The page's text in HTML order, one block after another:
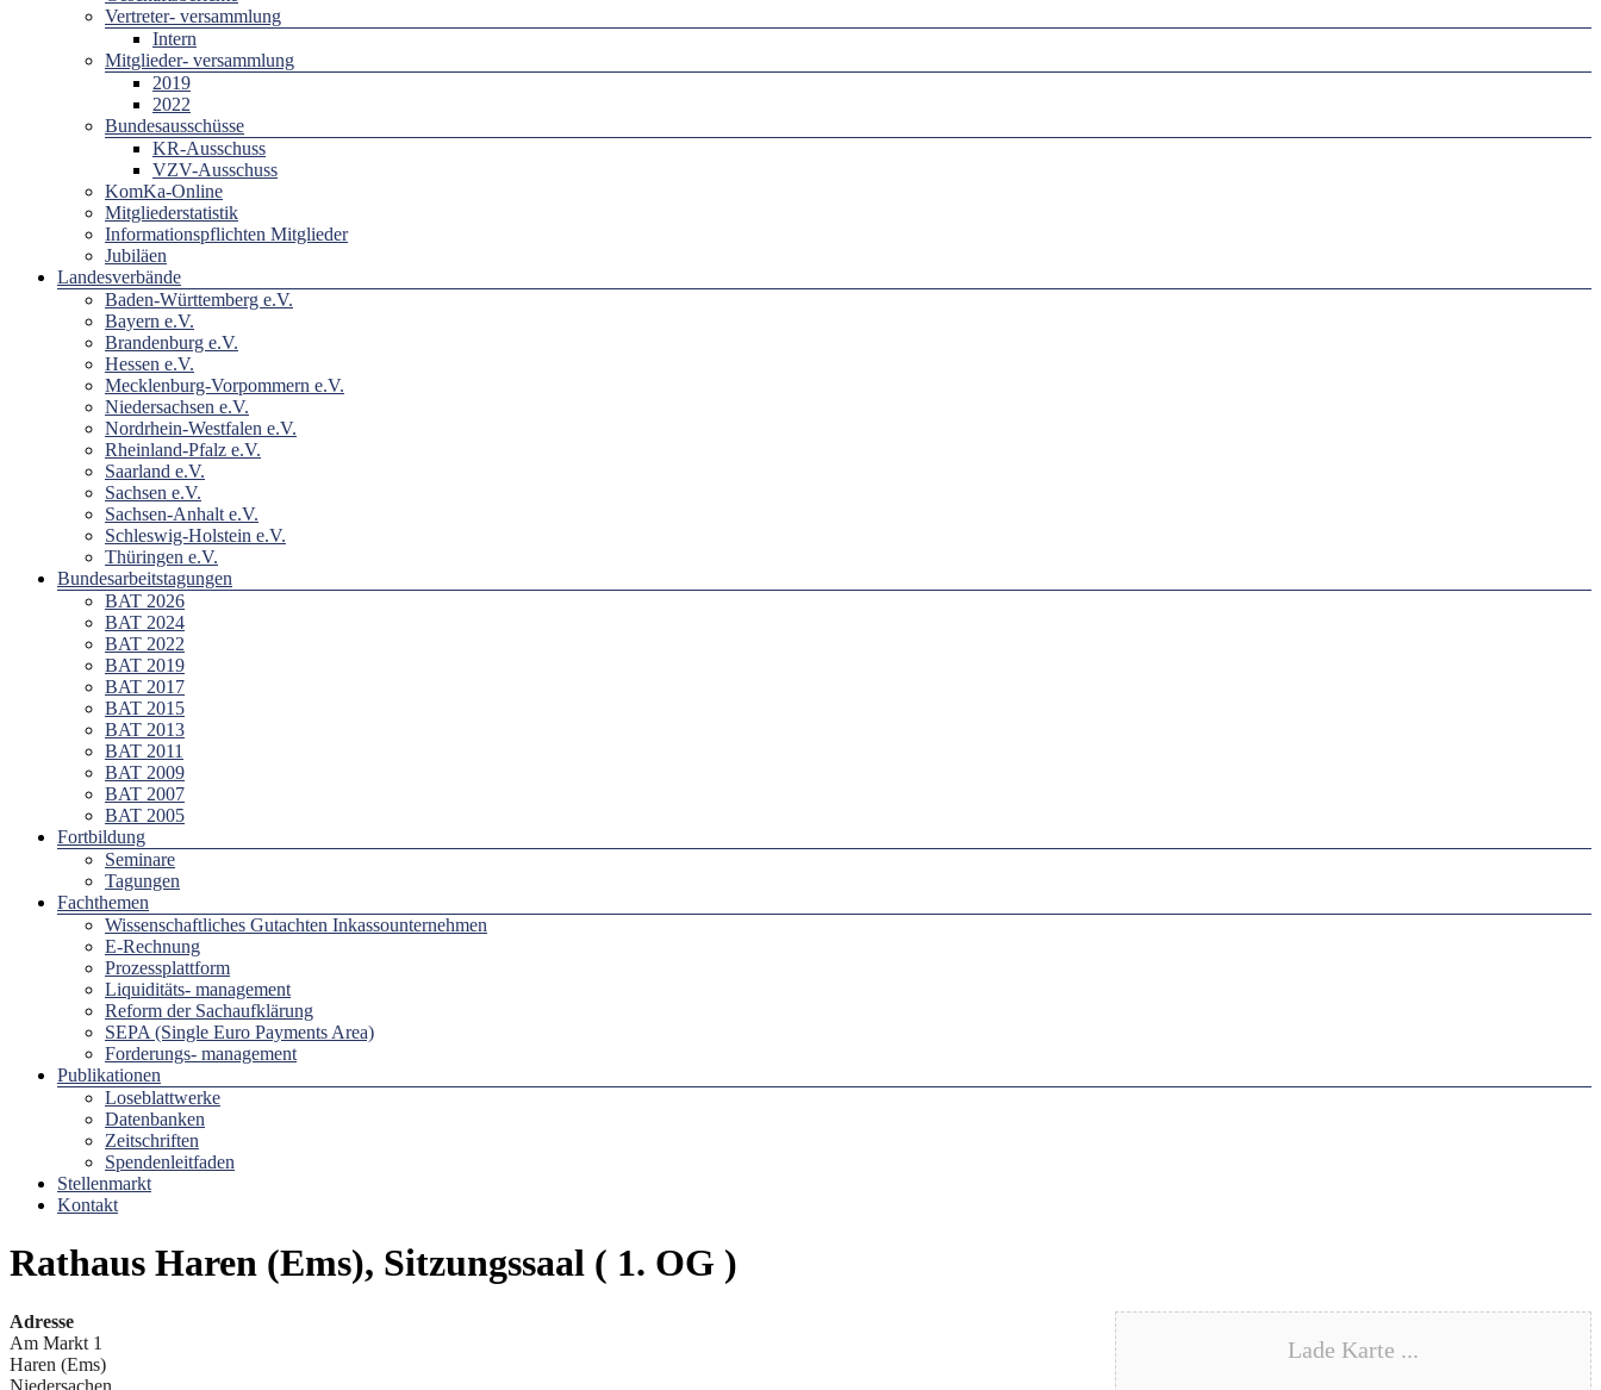
Vertreter- versammlung
Intern
Mitglieder- versammlung
2019
2022
Bundesausschüsse
KR-Ausschuss
VZV-Ausschuss
KomKa-Online
Mitgliederstatistik
Informationspflichten Mitglieder
Jubiläen
Landesverbände
Baden-Württemberg e.V.
Bayern e.V.
Brandenburg e.V.
Hessen e.V.
Mecklenburg-Vorpommern e.V.
Niedersachsen e.V.
Nordrhein-Westfalen e.V.
Rheinland-Pfalz e.V.
Saarland e.V.
Sachsen e.V.
Sachsen-Anhalt e.V.
Schleswig-Holstein e.V.
Thüringen e.V.
Bundesarbeitstagungen
BAT 2026
BAT 2024
BAT 2022
BAT 2019
BAT 2017
BAT 2015
BAT 2013
BAT 2011
BAT 2009
BAT 2007
BAT 2005
Fortbildung
Seminare
Tagungen
Fachthemen
Wissenschaftliches Gutachten Inkassounternehmen
E-Rechnung
Prozessplattform
Liquiditäts- management
Reform der Sachaufklärung
SEPA (Single Euro Payments Area)
Forderungs- management
Publikationen
Loseblattwerke
Datenbanken
Zeitschriften
Spendenleitfaden
Stellenmarkt
Kontakt
Rathaus Haren (Ems), Sitzungssaal ( 1. OG )
Lade Karte ...
Adresse
Am Markt 1
Haren (Ems)
Niedersachen